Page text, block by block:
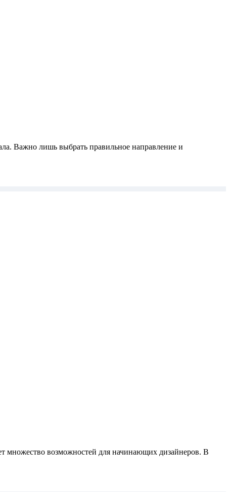
Важно лишь выбрать правильное направление и
множество возможностей для начинающих дизайнеров. В